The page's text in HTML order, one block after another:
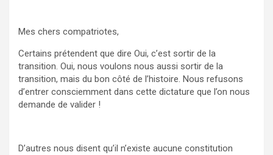
Mes chers compatriotes,
Certains prétendent que dire Oui, c’est sortir de la
transition. Oui, nous voulons nous aussi sortir de la
transition, mais du bon côté de l’histoire. Nous refusons
d’entrer consciemment dans cette dictature que l’on nous
demande de valider !
D’autres nous disent qu’il n’existe aucune constitution